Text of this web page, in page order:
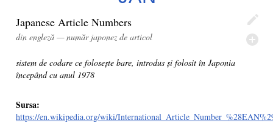
Japanese Article Numbers
din engleză — număr japonez de articol
sistem de codare ce folosește bare, introdus și folosit în Japonia
începând cu anul 1978
Sursa:
https://en.wikipedia.org/wiki/